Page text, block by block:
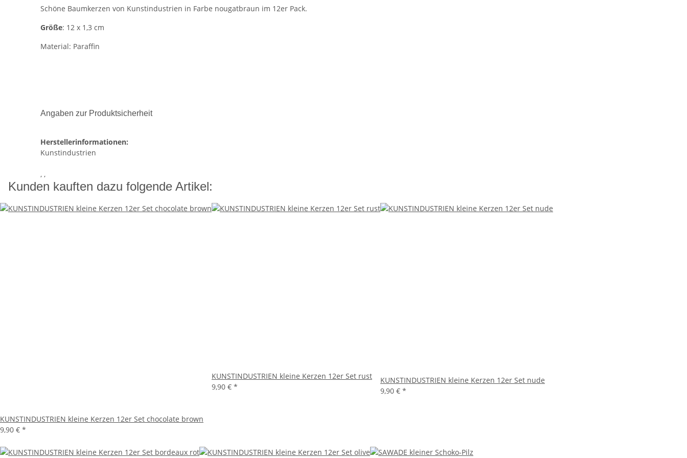
Schöne Baumkerzen von Kunstindustrien in Farbe nougatbraun im 12er Pack.
Größe: 12 x 1,3 cm
Material: Paraffin
Angaben zur Produktsicherheit
Herstellerinformationen:
Kunstindustrien
, ,
Kunden kauften dazu folgende Artikel:
KUNSTINDUSTRIEN kleine Kerzen 12er Set chocolate brown
9,90 € *
KUNSTINDUSTRIEN kleine Kerzen 12er Set rust
9,90 € *
KUNSTINDUSTRIEN kleine Kerzen 12er Set nude
9,90 € *